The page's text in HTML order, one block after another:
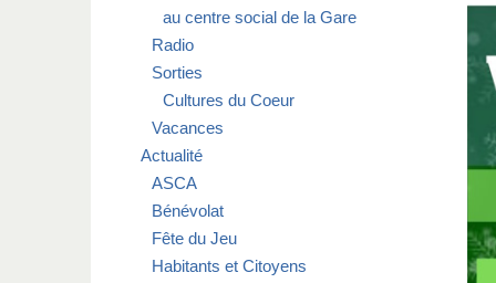
au centre social de la Gare
Radio
Sorties
Cultures du Coeur
Vacances
Actualité
ASCA
Bénévolat
Fête du Jeu
Habitants et Citoyens